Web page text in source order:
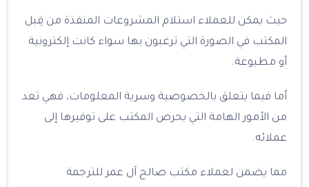
حيث يمكن للعملاء استلام المشروعات المنفذة من قِبل
المكتب في الصورة التي ترغبون بها سواء كانت إلكترونية
أو مطبوعة.
أما فيما يتعلق بالخصوصية وسرية المعلومات، فهي تعد
من الأمور الهامة التي يحرص المكتب على توفيرها إلى
عملائه.
مما يضمن لعملاء مكتب صالح آل عمر للترجمة